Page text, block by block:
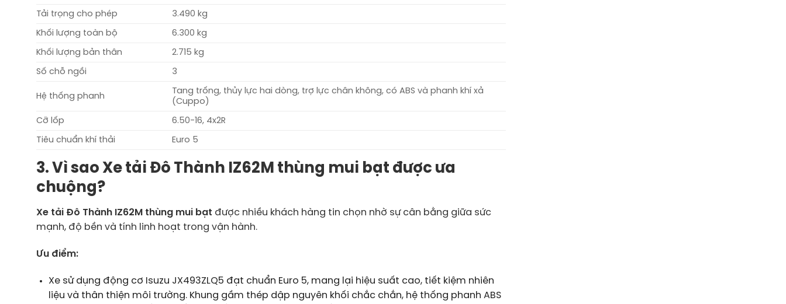
Tải trọng cho phép 3.490 kg
Khối lượng toàn bộ 6.300 kg
Khối lượng bản thân 2.715 kg
Số chỗ ngồi 3
Hệ thống phanh
Tang trống, thủy lực hai dòng, trợ lực chân không, có ABS và phanh khí xả
(Cuppo)
Cỡ lốp 6.50-16, 4x2R
Tiêu chuẩn khí thải Euro 5
3. Vì sao Xe tải Đô Thành IZ62M thùng mui bạt được ưa
chuộng?
Xe tải Đô Thành IZ62M thùng mui bạt được nhiều khách hàng tin chọn nhờ sự cân bằng giữa sức
mạnh, độ bền và tính linh hoạt trong vận hành.
Ưu điểm:
Xe sử dụng động cơ Isuzu JX493ZLQ5 đạt chuẩn Euro 5, mang lại hiệu suất cao, tiết kiệm nhiên
liệu và thân thiện môi trường. Khung gầm thép dập nguyên khối chắc chắn, hệ thống phanh ABS